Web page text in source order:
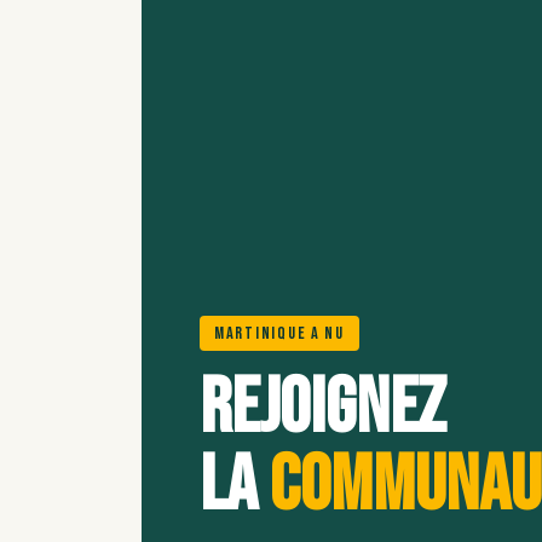
Martinique A Nu
Rejoignez
la